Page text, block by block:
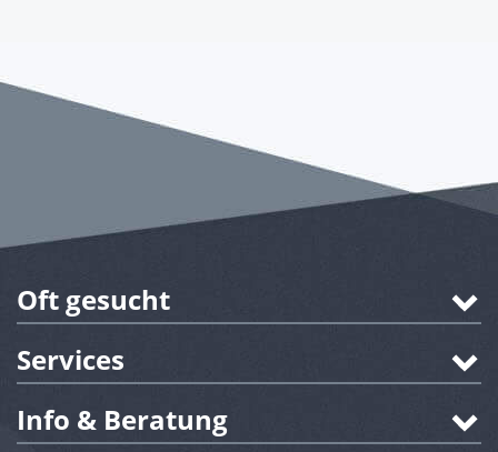
Oft gesucht
Services
Info & Beratung